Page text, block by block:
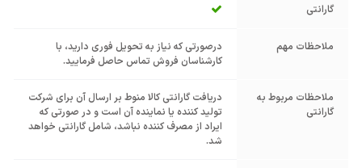
گارانتی
ملاحظات مهم
درصورتی که نیاز به تحویل فوری دارید، با
کارشناسان فروش تماس حاصل فرمایید.
ملاحظات مربوط به
گارانتی
دریافت گارانتی کالا منوط بر ارسال آن برای شرکت
تولید کننده یا نماینده آن است و در صورتی که
ایراد از مصرف کننده نباشد، شامل گارانتی خواهد
شد.